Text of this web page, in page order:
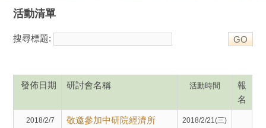
活動清單
搜尋標題:
發佈日期 研討會名稱 活動時間
報
名
2018/2/7
敬邀參加中研院經濟所
2018/2/21(三)